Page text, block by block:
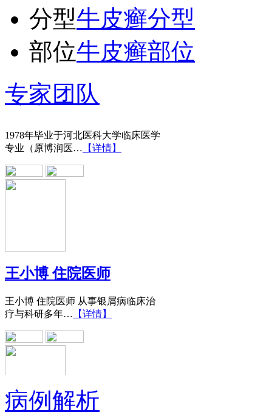
分型牛皮癣分型
部位牛皮癣部位
专家团队
王宝旗 副主任医
专业（原博润医…【详情】
疗与科研多年…【详情】
病例解析